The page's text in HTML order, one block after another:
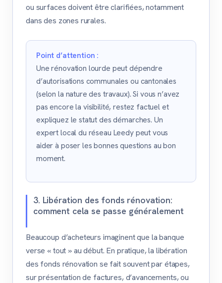
ou surfaces doivent être clarifiées, notamment
dans des zones rurales.
Point d’attention :
Une rénovation lourde peut dépendre
d’autorisations communales ou cantonales
(selon la nature des travaux). Si vous n’avez
pas encore la visibilité, restez factuel et
expliquez le statut des démarches. Un
expert local du réseau Leedy peut vous
aider à poser les bonnes questions au bon
moment.
3. Libération des fonds rénovation:
comment cela se passe généralement
Beaucoup d’acheteurs imaginent que la banque
verse « tout » au début. En pratique, la libération
des fonds rénovation se fait souvent par étapes,
sur présentation de factures, d’avancements, ou